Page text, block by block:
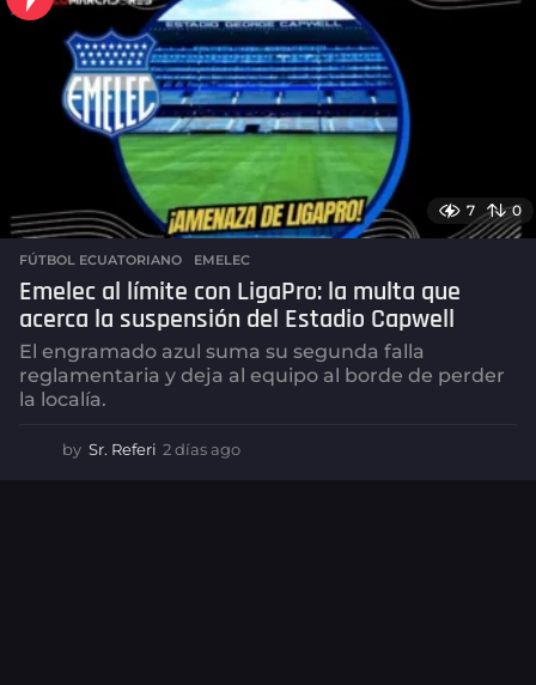
a
g
o
7 0
FÚTBOL ECUATORIANO ,EMELEC
Emelec al límite con LigaPro: la multa que
acerca la suspensión del Estadio Capwell
El engramado azul suma su segunda falla
reglamentaria y deja al equipo al borde de perder
la localía.
by Sr. Referi 2 días ago